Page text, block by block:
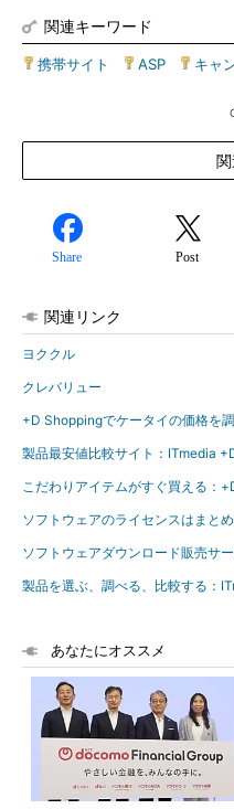
関連キーワード
携帯サイト ASP キャ
Share Post
関連リンク
ヨククル
クレバリュー
+D Shoppingでケータイの価格を
製品最安値比較サイト：ITmedia
こだわりアイテムがすぐ買える：
ソフトウェアのライセンスはまと
ソフトウェアダウンロード販売サ
製品を選ぶ、調べる、比較する：
あなたにオススメ